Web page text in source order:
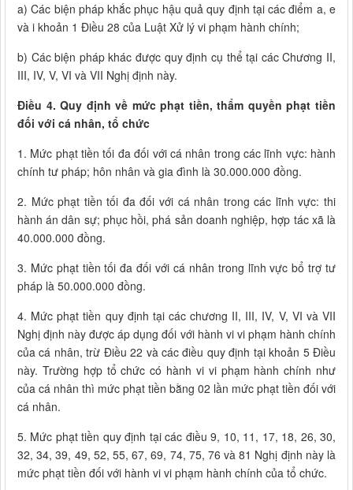
a) Các biện pháp khắc phục hậu quả quy định tại các điểm a, e
và i khoản 1 Điều 28 của Luật Xử lý vi phạm hành chính;
b) Các biện pháp khác được quy định cụ thể tại các Chương II,
III, IV, V, VI và VII Nghị định này.
Điều 4. Quy định về mức phạt tiền, thẩm quyền phạt tiền
đối với cá nhân, tổ chức
1. Mức phạt tiền tối đa đối với cá nhân trong các lĩnh vực: hành
chính tư pháp; hôn nhân và gia đình là 30.000.000 đồng.
2. Mức phạt tiền tối đa đối với cá nhân trong các lĩnh vực: thi
hành án dân sự; phục hồi, phá sản doanh nghiệp, hợp tác xã là
40.000.000 đồng.
3. Mức phạt tiền tối đa đối với cá nhân trong lĩnh vực bổ trợ tư
pháp là 50.000.000 đồng.
4. Mức phạt tiền quy định tại các chương II, III, IV, V, VI và VII
Nghị định này được áp dụng đối với hành vi vi phạm hành chính
của cá nhân, trừ Điều 22 và các điều quy định tại khoản 5 Điều
này. Trường hợp tổ chức có hành vi vi phạm hành chính như
của cá nhân thì mức phạt tiền bằng 02 lần mức phạt tiền đối với
cá nhân.
5. Mức phạt tiền quy định tại các điều 9, 10, 11, 17, 18, 26, 30,
32, 34, 39, 49, 52, 55, 67, 69, 74, 75, 76 và 81 Nghị định này là
mức phạt tiền đối với hành vi vi phạm hành chính của tổ chức.